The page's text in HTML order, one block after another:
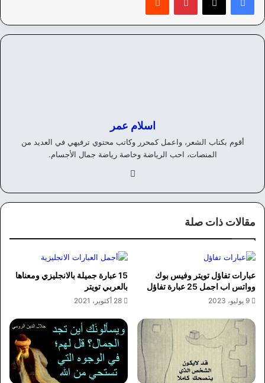
اسلام عمر
أقوم بكتاب الشعر، واعمل كمحرر وكاتب محتوي ترفيهي في العديد من
المنصات، احب الرياضة وخاصة رياضة جمال الأجسام.
وك
مقالات ذات صلة
عبارات تفاؤل تويتر وفيس بوك
وواتس اب اجمل 25 عبارة تفاؤل
9 يوليو، 2023
15 عبارة جميلة بالانجليزي ومعناها
بالعربي تويتر
28 أكتوبر، 2021